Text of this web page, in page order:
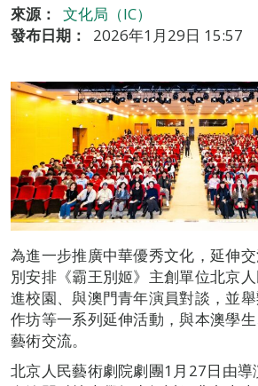
來源：
文化局（IC）
發布日期：
2026年1月29日 15:57
為進一步推廣中華優秀文化，延伸
別安排《霸王別姬》主創單位北京
進校園、與澳門青年演員對談，並
作坊等一系列延伸活動，與本澳學
藝術交流。
北京人民藝術劇院劇團1月27日由導